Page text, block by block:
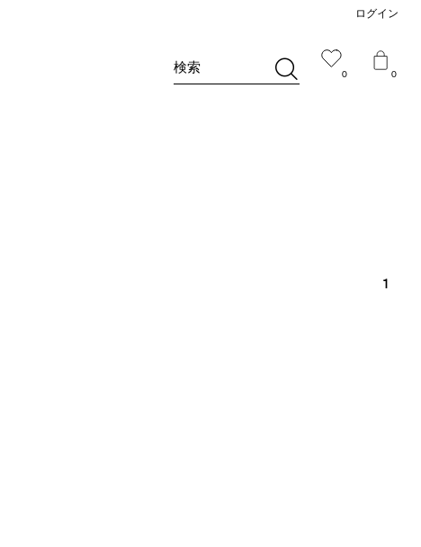
1
0 0
検索
ログイン